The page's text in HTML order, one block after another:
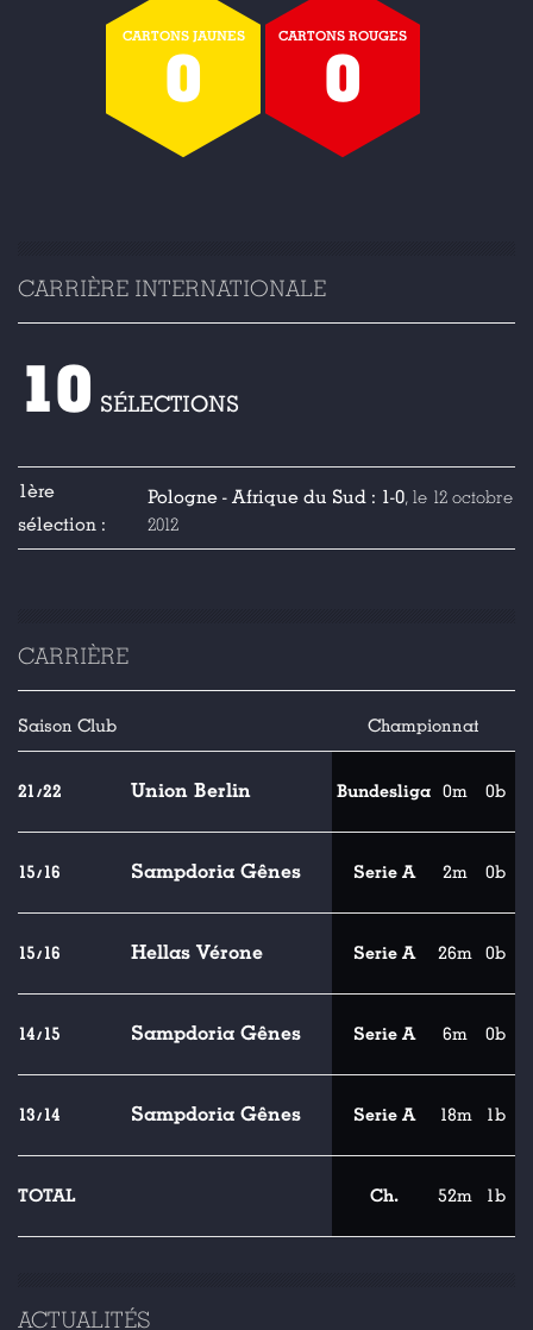
CARTONS JAUNES
0
CARTONS ROUGES
0
CARRIÈRE INTERNATIONALE
10 SÉLECTIONS
1ère
sélection :
Pologne - Afrique du Sud : 1-0, le 12 octobre
2012
CARRIÈRE
Saison Club Championnat
21/22 Union Berlin Bundesliga 0m 0b
15/16 Sampdoria Gênes Serie A 2m 0b
15/16 Hellas Vérone Serie A 26m 0b
14/15 Sampdoria Gênes Serie A 6m 0b
13/14 Sampdoria Gênes Serie A 18m 1b
TOTAL Ch. 52m 1b
ACTUALITÉS